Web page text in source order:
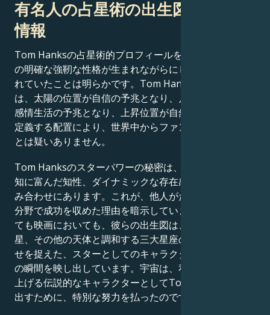
有名人の占星術の出生図に関する
情報
Tom Hanksの占星術的プロフィールを考慮すると、そ
の明確な強靭な性格が生まれながらにして栄光を約束さ
れていたことは明らかです。Tom Hanksのスター性
は、太陽の位置が自信の予兆となり、月の位置が豊かな
感情生活の予兆となり、上昇位置が自然なカリスマ性を
定義する配置により、世界中からファンを引き寄せるこ
とは疑いありません。
Tom Hanksのスターパワーの秘密は、偉大な性格、機
知に富んだ知性、ダイナミックな存在感を示す天体の組
み合わせにあります。これが、他人がただ夢見るだけの
分野で成功を収めた理由を暗示しています。人生におい
ても映画においても、彼らの出生図は、水星、金星、火
星、その他の天体と調和する三大星座の完璧な組み合わ
せを捉えた、スターとしてのキャラクターを形作る究極
の瞬間を映し出しています。宇宙は、私たちが思わず見
上げる伝説的なキャラクターとしてTom Hanksを生み
出すために、特別な努力を払ったのです。